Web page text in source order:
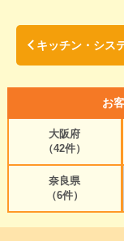
キッチン・シス
お
大阪府
（42件）
奈良県
（6件）